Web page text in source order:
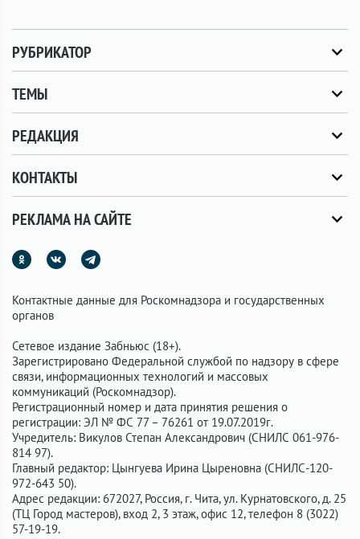
РУБРИКАТОР
ТЕМЫ
РЕДАКЦИЯ
КОНТАКТЫ
РЕКЛАМА НА САЙТЕ
Контактные данные для Роскомнадзора и государственных
органов
Сетевое издание Забньюс (18+).
Зарегистрировано Федеральной службой по надзору в сфере
связи, информационных технологий и массовых
коммуникаций (Роскомнадзор).
Регистрационный номер и дата принятия решения о
регистрации: ЭЛ № ФС 77 – 76261 от 19.07.2019г.
Учредитель: Викулов Степан Александрович (СНИЛС 061-976-
814 97).
Главный редактор: Цынгуева Ирина Цыреновна (СНИЛС-120-
972-643 50).
Адрес редакции: 672027, Россия, г. Чита, ул. Курнатовского, д. 25
(ТЦ Город мастеров), вход 2, 3 этаж, офис 12, телефон 8 (3022)
57-19-19.